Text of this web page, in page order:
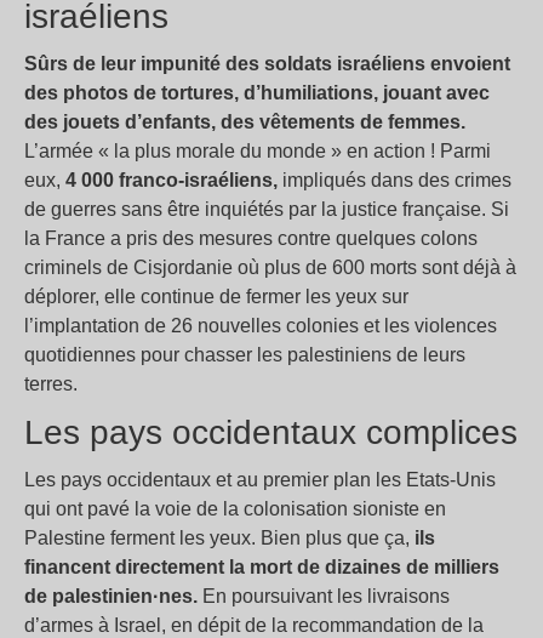
israéliens
Sûrs de leur impunité des soldats israéliens envoient
des photos de tortures, d’humiliations, jouant avec
des jouets d’enfants, des vêtements de femmes.
L’armée « la plus morale du monde » en action ! Parmi
eux, 4 000 franco-israéliens, impliqués dans des crimes
de guerres sans être inquiétés par la justice française. Si
la France a pris des mesures contre quelques colons
criminels de Cisjordanie où plus de 600 morts sont déjà à
déplorer, elle continue de fermer les yeux sur
l’implantation de 26 nouvelles colonies et les violences
quotidiennes pour chasser les palestiniens de leurs
terres.
Les pays occidentaux complices
Les pays occidentaux et au premier plan les Etats-Unis
qui ont pavé la voie de la colonisation sioniste en
Palestine ferment les yeux. Bien plus que ça, ils
financent directement la mort de dizaines de milliers
de palestinien·nes. En poursuivant les livraisons
d’armes à Israel, en dépit de la recommandation de la